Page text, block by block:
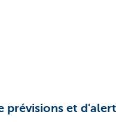
prévisions et